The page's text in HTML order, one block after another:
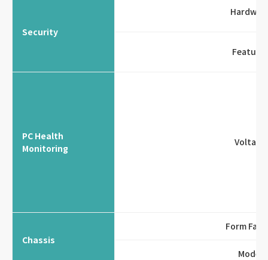
Security
Features
PC Health
Monitoring
Voltage
Chassis
Form
Model